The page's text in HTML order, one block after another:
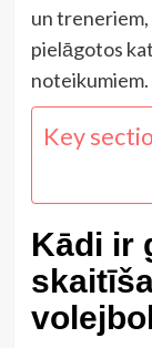
un
pielāgotos
noteikumiem.
Key
Kādi ir